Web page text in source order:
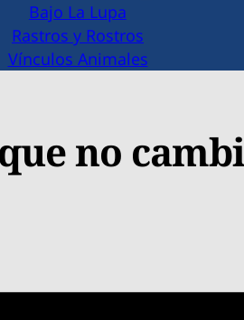
Bajo La Lupa
Rastros y Rostros
Vínculos Animales
no